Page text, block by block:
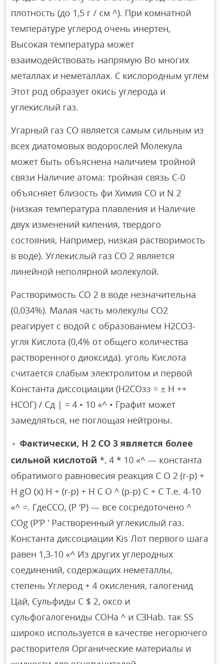
плотность (до 1,5 г / см ^). При комнатной
температуре углерод очень инертен,
Высокая температура может
взаимодействовать напрямую Во многих
металлах и неметаллах. С кислородным углем
Этот род образует окись углерода и
углекислый газ.
Угарный газ СО является самым сильным из
всех диатомовых водорослей Молекула
может быть объяснена наличием тройной
связи Наличие атома: тройная связь C-0
объясняет близость фи Химия СО и N 2
(низкая температура плавления и Наличие
двух изменений кипения, твердого
состояния, Например, низкая растворимость
в воде). Углекислый газ CO 2 является
линейной неполярной молекулой.
Растворимость СО 2 в воде незначительна
(0,034%). Малая часть молекулы СО2
реагирует с водой с образованием Н2СО3-
угля Кислота (0,4% от общего количества
растворенного диоксида). уголь Кислота
считается слабым электролитом и первой
Константа диссоциации (Н2СОзз = ± Н ++
НСОГ) / Сд | = 4 • 10 «^ • Графит может
замедляться, не поглощая нейтроны.
Фактически, H 2 CO 3 является более
сильной кислотой *, 4 * 10 «^ — константа
обратимого равновесия реакция C O 2 (r-p) +
H gO (x) H + (r-p) + H C O ^ (p-p) С + С Т.е. 4-10
«^ =. ГдеССО, (Р ‘Р) — все сосредоточено ^
COg (P’P ‘ Растворенный углекислый газ.
Константа диссоциации Kis Лот первого шага
равен 1,3-10 «^ Из других углеродных
соединений, содержащих неметаллы,
степень Углерод + 4 окисления, галогенид
Цай, Сульфиды С $ 2, оксо и
сульфогалогениды СОНа ^ и СЗНаb. так SS
широко используется в качестве негорючего
растворителя Органические материалы и